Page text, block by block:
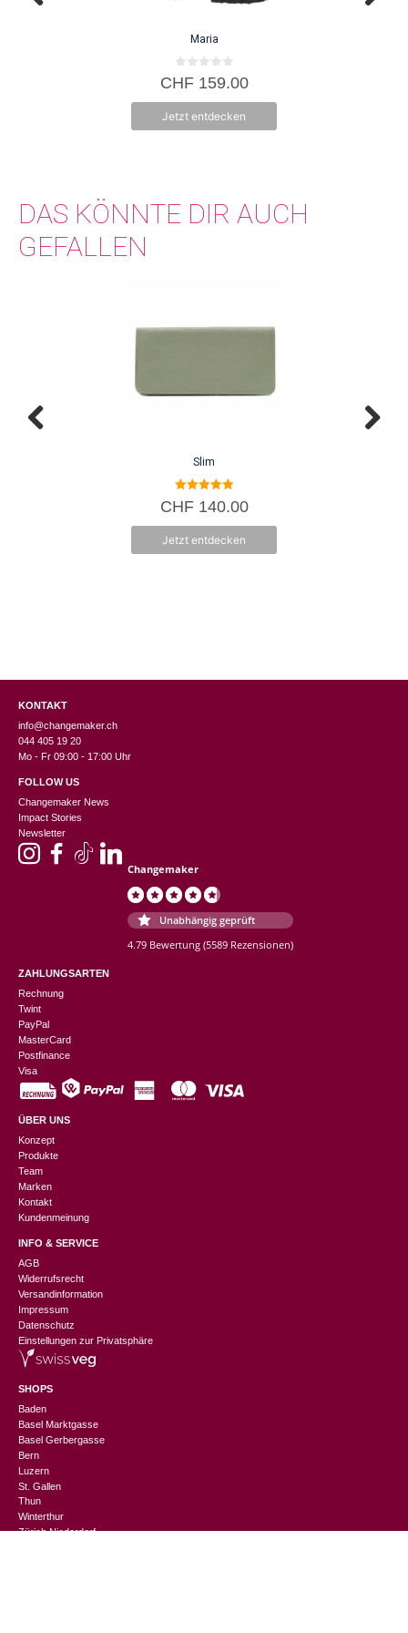
Maria
0
v
5
CHF159.00
Jetzt entdecken
DAS KÖNNTE DIR AUCH
GEFALLEN
Slim
5.00
von 5
CHF140.00
Jetzt entdecken
KONTAKT
info@changemaker.ch
044 405 19 20
Mo - Fr 09:00 - 17:00 Uhr
FOLLOW US
Changemaker News
Impact Stories
Newsletter
Changemaker
Unabhängig geprüft
4.79 Bewertung (5589 Rezensionen)
ZAHLUNGSARTEN
Rechnung
Twint
PayPal
MasterCard
Postfinance
Visa
ÜBER UNS
Konzept
Produkte
Team
Marken
Kontakt
Kundenmeinung
INFO & SERVICE
AGB
Widerrufsrecht
Versandinformation
Impressum
Datenschutz
Einstellungen zur Privatsphäre
SHOPS
Baden
Basel Marktgasse
Basel Gerbergasse
Bern
Luzern
St. Gallen
Thun
Winterthur
Zürich Niederdorf